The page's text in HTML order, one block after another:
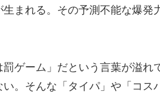
生まれる。その予測不能な爆発
ゲーム」だという言葉が溢
。そんな「タイパ」や「コス